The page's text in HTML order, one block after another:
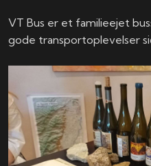
VT Bus er et familieejet
gode transportoplevelser